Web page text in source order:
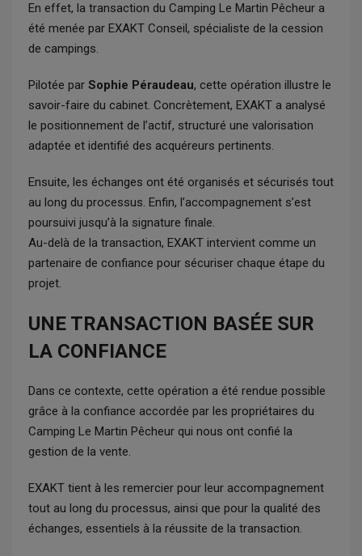
En effet, la transaction du Camping Le Martin Pêcheur a
été menée par EXAKT Conseil, spécialiste de la cession
de campings.
Pilotée par Sophie Péraudeau, cette opération illustre le
savoir-faire du cabinet. Concrètement, EXAKT a analysé
le positionnement de l’actif, structuré une valorisation
adaptée et identifié des acquéreurs pertinents.
Ensuite, les échanges ont été organisés et sécurisés tout
au long du processus. Enfin, l’accompagnement s’est
poursuivi jusqu’à la signature finale.
Au-delà de la transaction, EXAKT intervient comme un
partenaire de confiance pour sécuriser chaque étape du
projet.
UNE TRANSACTION BASÉE SUR
LA CONFIANCE
Dans ce contexte, cette opération a été rendue possible
grâce à la confiance accordée par les propriétaires du
Camping Le Martin Pêcheur qui nous ont confié la
gestion de la vente.
EXAKT tient à les remercier pour leur accompagnement
tout au long du processus, ainsi que pour la qualité des
échanges, essentiels à la réussite de la transaction.